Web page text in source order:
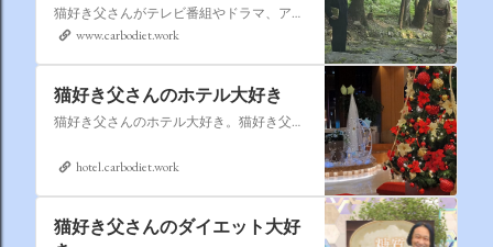
猫好き父さんがテレビ番組やドラマ、アニメ、特撮ヒーロー,そしてダイエットについて書いたブログです。
www.carbodiet.work
猫好き父さんのホテル大好き
猫好き父さんのホテル大好き。猫好き父さんが宿泊したホテルの情報を徒然なるままに書いていきます。
hotel.carbodiet.work
猫好き父さんのダイエット大好